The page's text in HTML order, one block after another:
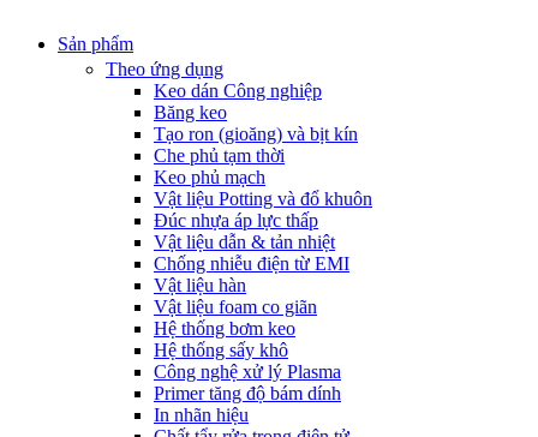
Sản phẩm
Theo ứng dụng
Keo dán Công nghiệp
Băng keo
Tạo ron (gioăng) và bịt kín
Che phủ tạm thời
Keo phủ mạch
Vật liệu Potting và đổ khuôn
Đúc nhựa áp lực thấp
Vật liệu dẫn & tản nhiệt
Chống nhiễu điện từ EMI
Vật liệu hàn
Vật liệu foam co giãn
Hệ thống bơm keo
Hệ thống sấy khô
Công nghệ xử lý Plasma
Primer tăng độ bám dính
In nhãn hiệu